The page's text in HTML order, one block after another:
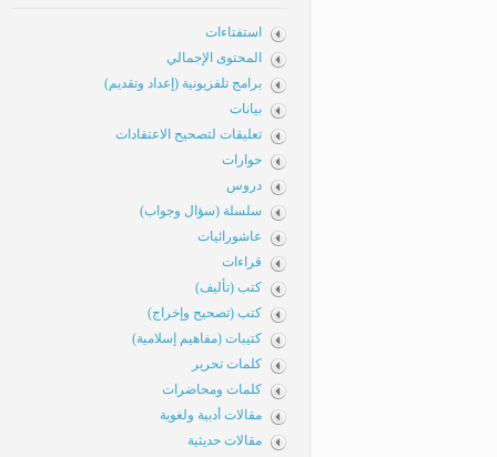
استفتاءات
المحتوى الإجمالي
برامج تلفزيونية (إعداد وتقديم)
بيانات
تعليقات لتصحيح الاعتقادات
حوارات
دروس
سلسلة (سؤال وجواب)
عاشورائيات
قراءات
كتب (تأليف)
كتب (تصحيح وإخراج)
كتيبات (مفاهيم إسلامية)
كلمات تحرير
كلمات ومحاضرات
مقالات أدبية ولغوية
مقالات حديثية